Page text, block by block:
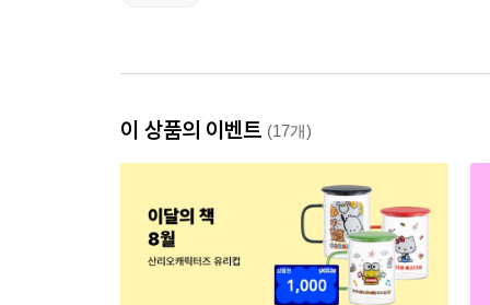
이 상품의 이벤트 (17개)